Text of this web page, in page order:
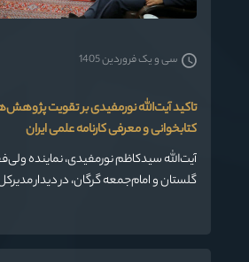
تاکید آیت‌الله نورمفیدی بر تقویت
کتابخوانی و معرفی کارنامه علمی ایران
آیت‌الله سیدکاظم نورمفیدی، نماینده
گلستان و امام‌جمعه گرگان، در دیدار
عمومی کشور با ایشان بر
علمی درباره وضعیت کتابخوانی و ترویج
سی و یک فروردین 1405